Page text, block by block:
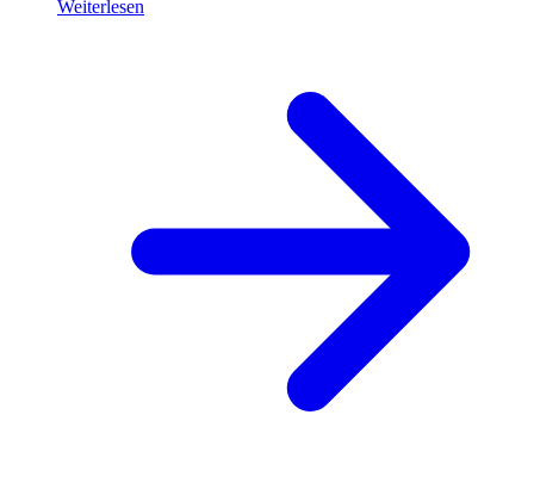
Weiterlesen